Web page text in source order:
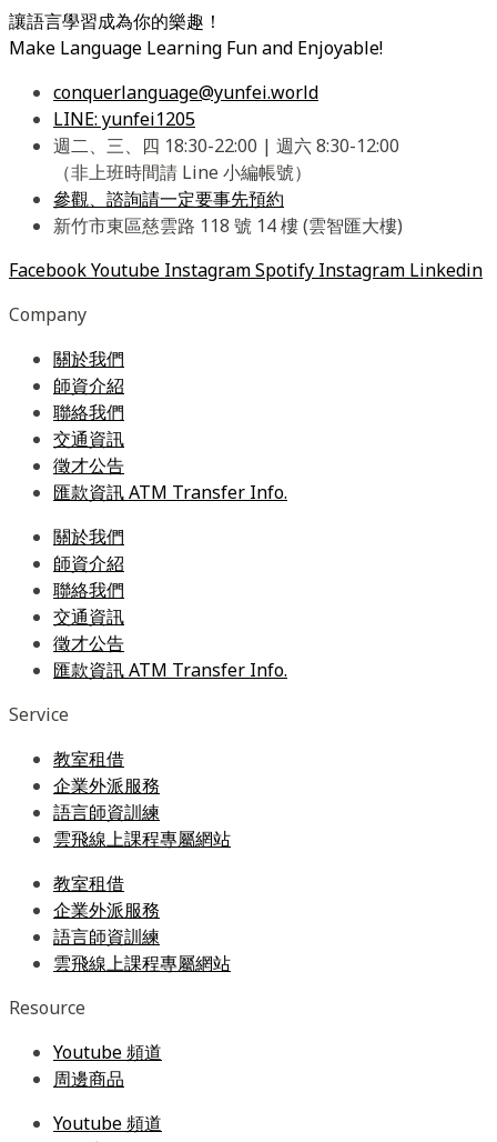
讓語言學習成為你的樂趣！
Make Language Learning Fun and Enjoyable!
conquerlanguage@yunfei.world
LINE: yunfei1205
週二、三、四 18:30-22:00 | 週六 8:30-12:00
（非上班時間請 Line 小編帳號）
參觀、諮詢請一定要事先預約
新竹市東區慈雲路 118 號 14 樓 (雲智匯大樓)
FacebookYoutube InstagramSpotify Instagram Linkedin
Company
關於我們
師資介紹
聯絡我們
交通資訊
徵才公告
匯款資訊 ATM Transfer Info.
關於我們
師資介紹
聯絡我們
交通資訊
徵才公告
匯款資訊 ATM Transfer Info.
Service
教室租借
企業外派服務
語言師資訓練
雲飛線上課程專屬網站
教室租借
企業外派服務
語言師資訓練
雲飛線上課程專屬網站
Resource
Youtube 頻道
周邊商品
Youtube 頻道